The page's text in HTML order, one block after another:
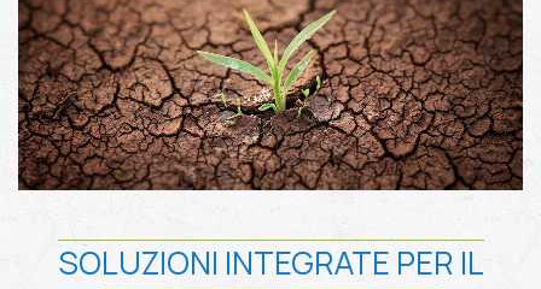
SOLUZIONI INTEGRATE PER IL